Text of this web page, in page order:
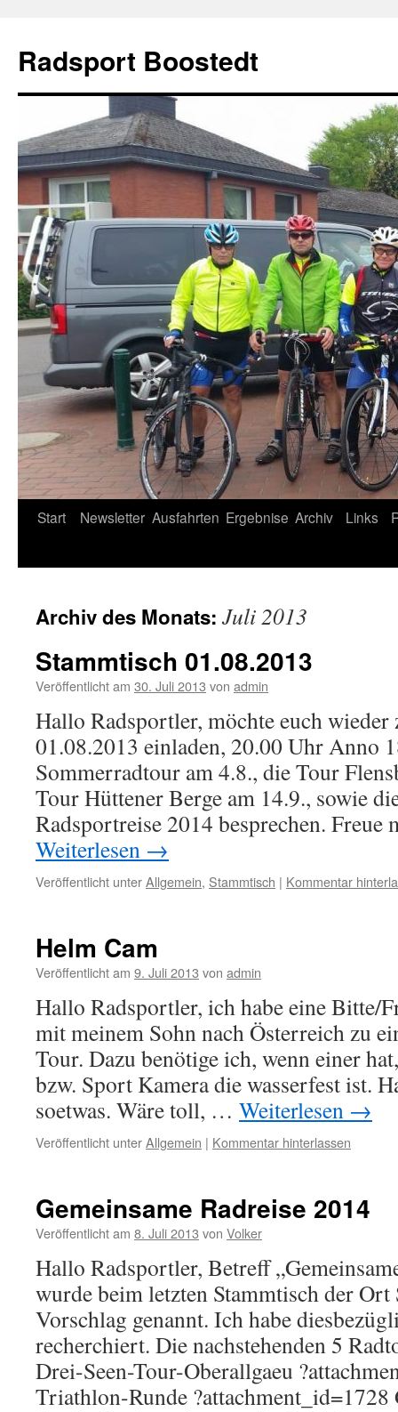
springen
Radsport Boostedt
Start Newsletter Ausfahrten Ergebnise Archiv Links
Archiv des Monats: Juli 2013
Stammtisch 01.08.2013
Veröffentlicht am 30. Juli 2013 von admin
Hallo Radsportler, möchte euch wieder
01.08.2013 einladen, 20.00 Uhr Anno
Sommerradtour am 4.8., die Tour
Tour Hüttener Berge am 14.9., sowie
Radsportreise 2014 besprechen.
Weiterlesen →
Veröffentlicht unterAllgemein, Stammtisch | Kommentar
Helm Cam
Veröffentlicht am 9. Juli 2013 von admin
Hallo Radsportler, ich habe eine Bitte/
mit meinem Sohn nach Österreich zu
Tour. Dazu benötige ich, wenn einer
bzw. Sport Kamera die wasserfest ist.
soetwas. Wäre toll, … Weiterlesen →
Veröffentlicht unterAllgemein | Kommentar hinterlassen
Gemeinsame Radreise 2014
Veröffentlicht am 8. Juli 2013 von Volker
Hallo Radsportler, Betreff
wurde beim letzten Stammtisch der
Vorschlag genannt. Ich habe
recherchiert. Die nachstehenden 5
Drei-Seen-Tour-Oberallgaeu
Triathlon-Runde